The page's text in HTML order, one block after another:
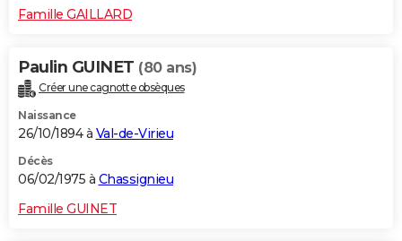
Famille GAILLARD
Paulin GUINET (80 ans)
Créer une cagnotte obsèques
Naissance
26/10/1894 à Val-de-Virieu
Décès
06/02/1975 à Chassignieu
Famille GUINET